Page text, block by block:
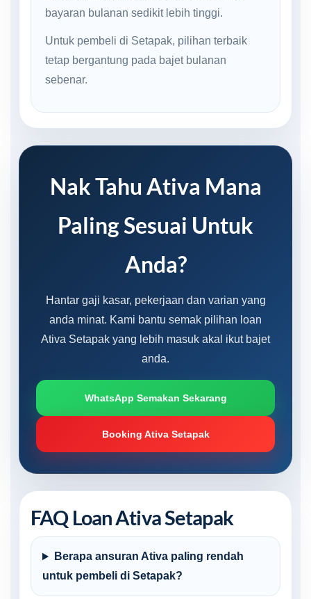
bayaran bulanan sedikit lebih tinggi.
Untuk pembeli di Setapak, pilihan terbaik
tetap bergantung pada bajet bulanan
sebenar.
Nak Tahu Ativa Mana
Paling Sesuai Untuk
Anda?
Hantar gaji kasar, pekerjaan dan varian yang
anda minat. Kami bantu semak pilihan loan
Ativa Setapak yang lebih masuk akal ikut bajet
anda.
WhatsApp Semakan Sekarang
Booking Ativa Setapak
FAQ Loan Ativa Setapak
Berapa ansuran Ativa paling rendah
untuk pembeli di Setapak?